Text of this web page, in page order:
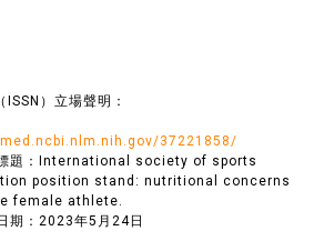
）立場聲明：
37221858/
題：International society of sports
position stand: nutritional concerns
female athlete.
期：2023年5月24日